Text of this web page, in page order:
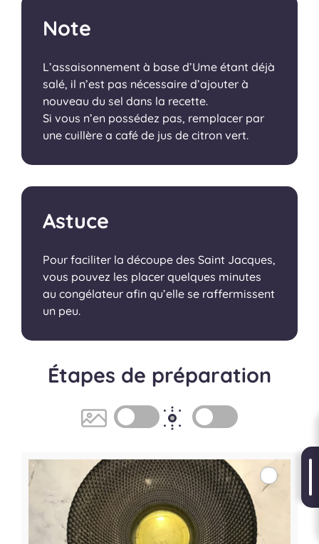
Note
L’assaisonnement à base d’Ume étant déjà
salé, il n’est pas nécessaire d’ajouter à
nouveau du sel dans la recette.
Si vous n’en possédez pas, remplacer par
une cuillère a café de jus de citron vert.
Astuce
Pour faciliter la découpe des Saint Jacques,
vous pouvez les placer quelques minutes
au congélateur afin qu’elle se raffermissent
un peu.
Étapes de préparation